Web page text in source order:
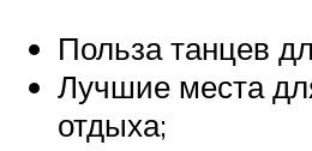
Польза танцев
Лучшие места
отдыха;